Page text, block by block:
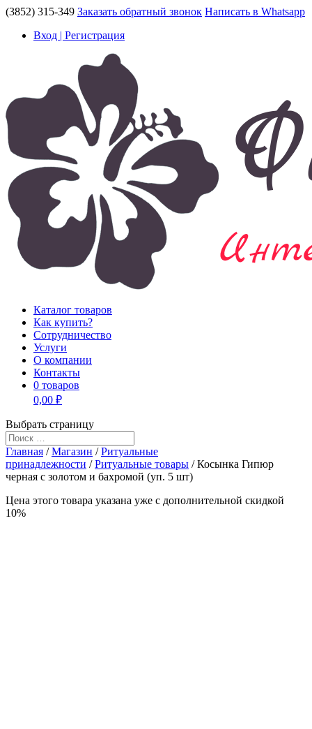
(3852) 315-349 Заказать обратный звонок Написать в Whatsapp
Вход | Регистрация
Каталог товаров
Как купить?
Сотрудничество
Услуги
О компании
Контакты
0 товаров
0,00 ₽
Выбрать страницу
Главная /Магазин /Ритуальные
принадлежности /Ритуальные товары / Косынка Гипюр
черная с золотом и бахромой (уп. 5 шт)
Цена этого товара указана уже c дополнительной скидкой
10%